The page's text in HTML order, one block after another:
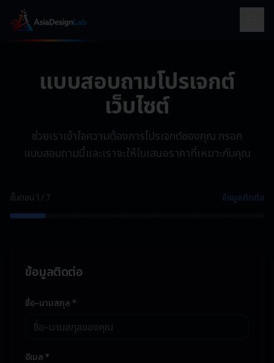
แบบสอบถามโปรเจกต์
เว็บไซต์
ช่วยเราเข้าใจความต้องการโปรเจกต์ของคุณ กรอก
แบบสอบถามนี้และเราจะให้ใบเสนอราคาที่เหมาะกับคุณ
ขั้นตอน 1 / 7 ข้อมูลติดต่อ
ข้อมูลติดต่อ
ชื่อ-นามสกุล *
อีเมล *